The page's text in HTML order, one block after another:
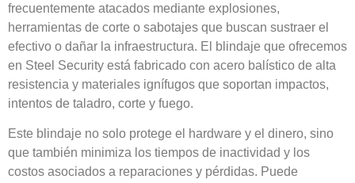
frecuentemente atacados mediante explosiones,
herramientas de corte o sabotajes que buscan sustraer el
efectivo o dañar la infraestructura. El blindaje que ofrecemos
en Steel Security está fabricado con acero balístico de alta
resistencia y materiales ignífugos que soportan impactos,
intentos de taladro, corte y fuego.
Este blindaje no solo protege el hardware y el dinero, sino
que también minimiza los tiempos de inactividad y los
costos asociados a reparaciones y pérdidas. Puede